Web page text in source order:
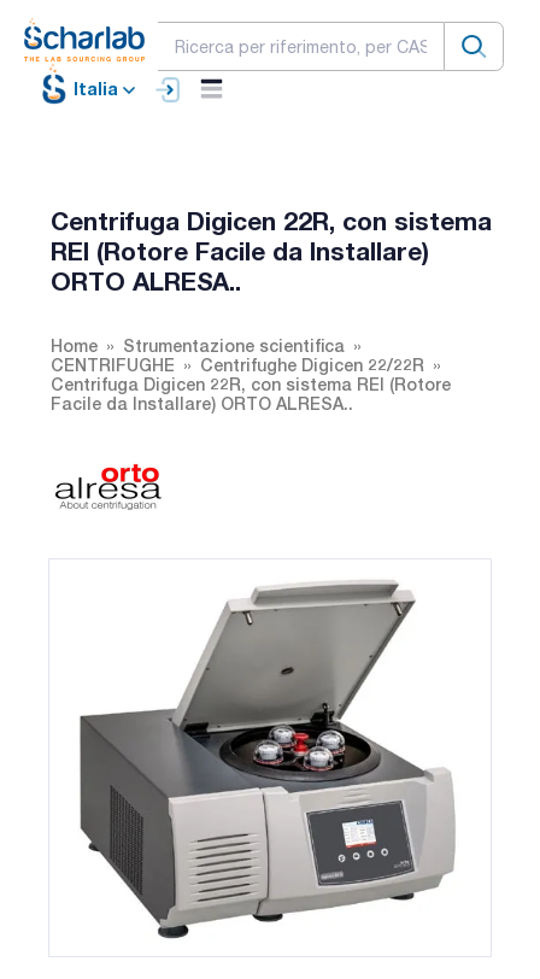
Italia
Centrifuga Digicen 22R, con sistema
REI (Rotore Facile da Installare)
ORTO ALRESA..
Home
Strumentazione scientifica
CENTRIFUGHE
Centrifughe Digicen 22/22R
Centrifuga Digicen 22R, con sistema REI (Rotore
Facile da Installare) ORTO ALRESA..